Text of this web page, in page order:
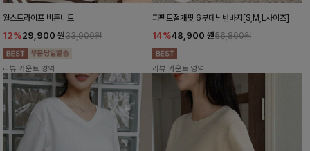
월스트라이프 버튼니트
12%29,900 원33,900원
리뷰 카운트 영역
퍼펙트절개핏 6부데님반바지[S,M,L사이즈]
14%48,900 원56,800원
리뷰 카운트 영역